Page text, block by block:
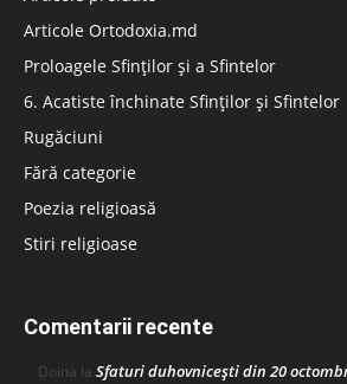
Articole Ortodoxia.md
Proloagele Sfinților și a Sfintelor
6. Acatiste închinate Sfinților și Sfintelor
Rugăciuni
Fără categorie
Poezia religioasă
Stiri religioase
Comentarii recente
Doina la Sfaturi duhovnicești din 20